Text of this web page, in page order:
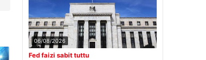
06/08/2026
Fed faizi sabit tuttu